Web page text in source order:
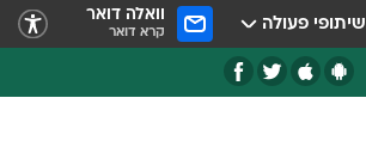
שיתופי פעולה וואלה דואר
קרא דואר